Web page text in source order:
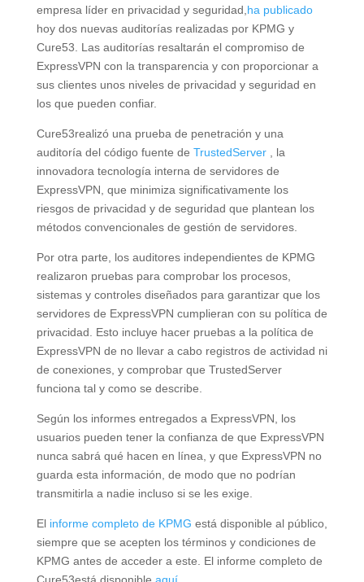
empresa líder en privacidad y seguridad, ha publicado
hoy dos nuevas auditorías realizadas por KPMG y
Cure53. Las auditorías resaltarán el compromiso de
ExpressVPN con la transparencia y con proporcionar a
sus clientes unos niveles de privacidad y seguridad en
los que pueden confiar.
Cure53realizó una prueba de penetración y una
auditoría del código fuente de TrustedServer, la
innovadora tecnología interna de servidores de
ExpressVPN, que minimiza significativamente los
riesgos de privacidad y de seguridad que plantean los
métodos convencionales de gestión de servidores.
Por otra parte, los auditores independientes de KPMG
realizaron pruebas para comprobar los procesos,
sistemas y controles diseñados para garantizar que los
servidores de ExpressVPN cumplieran con su política de
privacidad. Esto incluye hacer pruebas a la política de
ExpressVPN de no llevar a cabo registros de actividad ni
de conexiones, y comprobar que TrustedServer
funciona tal y como se describe.
Según los informes entregados a ExpressVPN, los
usuarios pueden tener la confianza de que ExpressVPN
nunca sabrá qué hacen en línea, y que ExpressVPN no
guarda esta información, de modo que no podrían
transmitirla a nadie incluso si se les exige.
El informe completo de KPMG está disponible al público,
siempre que se acepten los términos y condiciones de
KPMG antes de acceder a este. El informe completo de